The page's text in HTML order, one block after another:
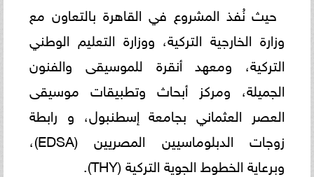
حيث نُفذ المشروع في القاهرة بالتعاون مع
وزارة الخارجية التركية، ووزارة التعليم الوطني
التركية، ومعهد أنقرة للموسيقى والفنون
الجميلة، ومركز أبحاث وتطبيقات موسيقى
العصر العثماني بجامعة إسطنبول، و رابطة
زوجات الدبلوماسيين المصريين (EDSA)،
وبرعاية الخطوط الجوية التركية (THY).